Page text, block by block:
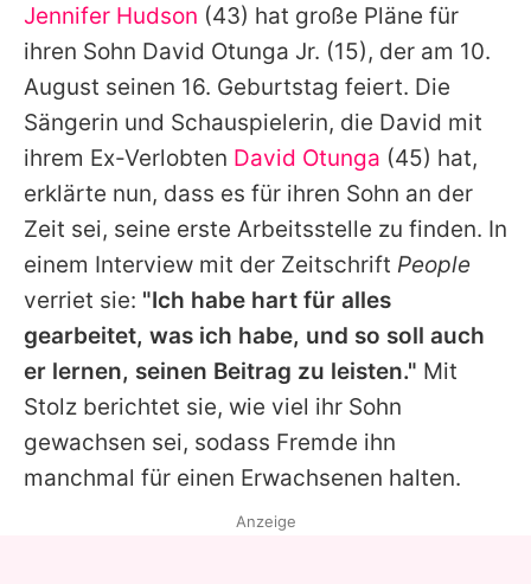
Alle Themen auf Promiflash
Jobs
App runterladen
Team
Redaktionelle Richtlinien
Impressum
Datenschutzerklärung
Nutzungsbedingungen
Utiq verwalten
Jennifer Hudson (43) hat große Pläne für
ihren Sohn David Otunga Jr. (15), der am 10.
August seinen 16. Geburtstag feiert. Die
Sängerin und Schauspielerin, die David mit
ihrem Ex-Verlobten David Otunga (45) hat,
erklärte nun, dass es für ihren Sohn an der
Zeit sei, seine erste Arbeitsstelle zu finden. In
einem Interview mit der Zeitschrift People
verriet sie: "Ich habe hart für alles
gearbeitet, was ich habe, und so soll auch
er lernen, seinen Beitrag zu leisten." Mit
Stolz berichtet sie, wie viel ihr Sohn
gewachsen sei, sodass Fremde ihn
manchmal für einen Erwachsenen halten.
Anzeige